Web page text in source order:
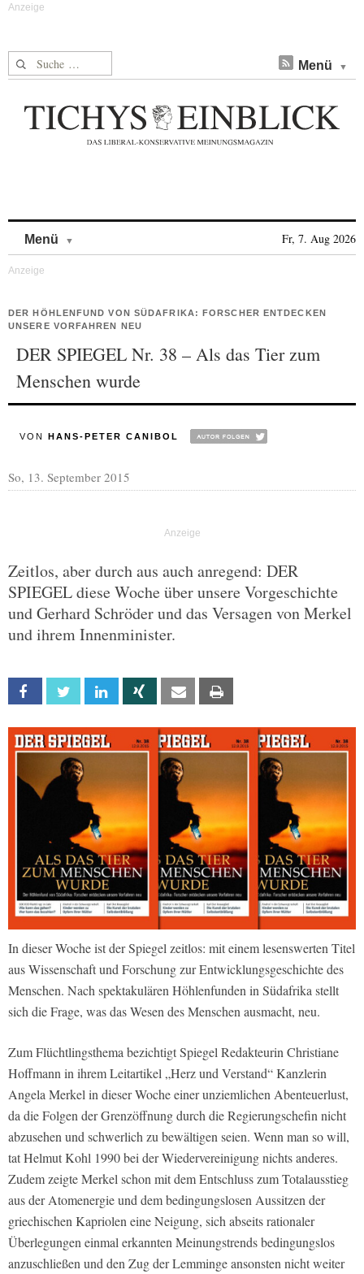
Suche nach: Menü
Menü Fr, 7. Aug 2026
DER HÖHLENFUND VON SÜDAFRIKA: FORSCHER ENTDECKEN
UNSERE VORFAHREN NEU
DER SPIEGEL Nr. 38 – Als das Tier zum
Menschen wurde
VON HANS-PETER CANIBOL
So, 13. September 2015
Zeitlos, aber durch aus auch anregend: DER
SPIEGEL diese Woche über unsere Vorgeschichte
und Gerhard Schröder und das Versagen von Merkel
und ihrem Innenminister.
Facebook Twitter Linkedin Xing Email
In dieser Woche ist der Spiegel zeitlos: mit einem lesenswerten Titel
aus Wissenschaft und Forschung zur Entwicklungsgeschichte des
Menschen. Nach spektakulären Höhlenfunden in Südafrika stellt
sich die Frage, was das Wesen des Menschen ausmacht, neu.
Zum Flüchtlingsthema bezichtigt Spiegel Redakteurin Christiane
Hoffmann in ihrem Leitartikel „Herz und Verstand“ Kanzlerin
Angela Merkel in dieser Woche einer unziemlichen Abenteuerlust,
da die Folgen der Grenzöffnung durch die Regierungschefin nicht
abzusehen und schwerlich zu bewältigen seien. Wenn man so will,
tat Helmut Kohl 1990 bei der Wiedervereinigung nichts anderes.
Zudem zeigte Merkel schon mit dem Entschluss zum Totalausstieg
aus der Atomenergie und dem bedingungslosen Aussitzen der
griechischen Kapriolen eine Neigung, sich abseits rationaler
Überlegungen einmal erkannten Meinungstrends bedingungslos
anzuschließen und den Zug der Lemminge ansonsten nicht weiter